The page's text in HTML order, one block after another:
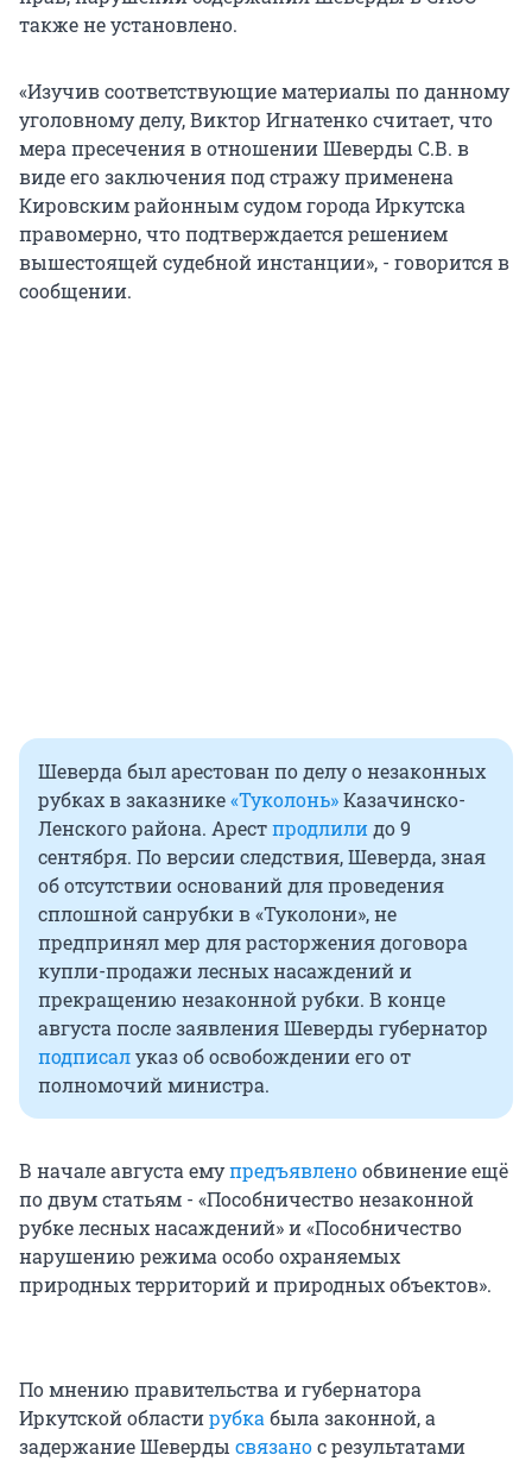
также не установлено.
«Изучив соответствующие материалы по данному
уголовному делу, Виктор Игнатенко считает, что
мера пресечения в отношении Шеверды С.В. в
виде его заключения под стражу применена
Кировским районным судом города Иркутска
правомерно, что подтверждается решением
вышестоящей судебной инстанции», - говорится в
сообщении.
Шеверда был арестован по делу о незаконных
рубках в заказнике«Туколонь»Казачинско-
Ленского района. Арестпродлили до 9
сентября. По версии следствия, Шеверда, зная
об отсутствии оснований для проведения
сплошной санрубки в «Туколони», не
предпринял мер для расторжения договора
купли-продажи лесных насаждений и
прекращению незаконной рубки. В конце
августа после заявления Шеверды губернатор
подписалуказ об освобождении его от
полномочий министра.
В начале августа емупредъявленообвинение ещё
по двум статьям - «Пособничество незаконной
рубке лесных насаждений» и «Пособничество
нарушению режима особо охраняемых
природных территорий и природных объектов».
По мнению правительства и губернатора
Иркутской областирубка была законной, а
задержание Шеверды связанос результатами